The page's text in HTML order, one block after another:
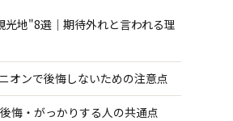
地"8選｜期待外れと言われる理
オンで後悔しないための注意点
悔・がっかりする人の共通点